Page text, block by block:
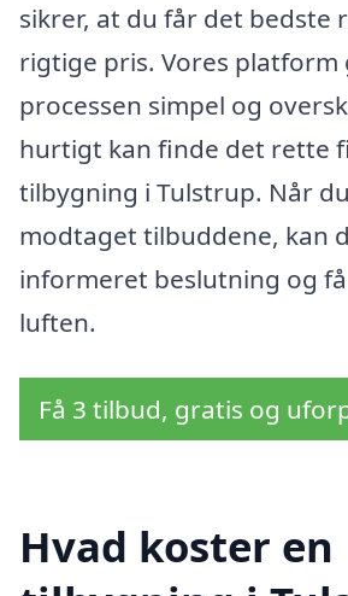
sikrer, at du får det bedste
rigtige pris. Vores platform
processen simpel og
hurtigt kan finde det rette
tilbygning i Tulstrup. Når
modtaget tilbuddene, kan
informeret beslutning og
luften.
Få 3 tilbud, gratis og
Hvad koster en